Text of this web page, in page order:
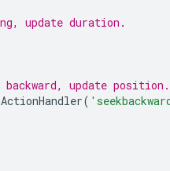
update duration.
update position.
(